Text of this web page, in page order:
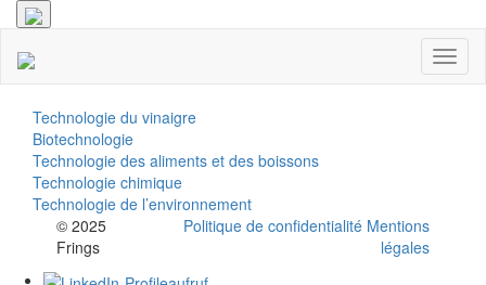
Technologie du vinaigre
Biotechnologie
Technologie des aliments et des boissons
Technologie chimique
Technologie de l’environnement
© 2025
Frings
Politique de confidentialité Mentions
légales